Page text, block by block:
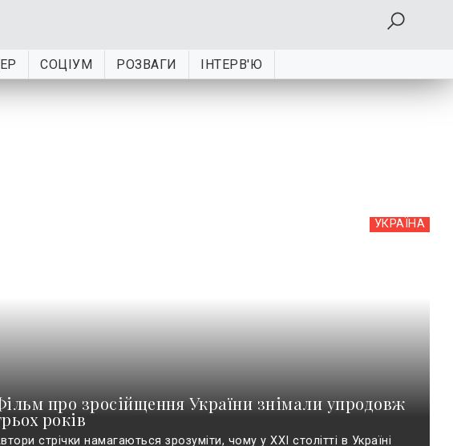
СОЦІУМ РОЗВАГИ ІНТЕРВ'Ю
УКРАЇНА
про зросійщення України знімали упродовж
років
стрічки намагаються зрозуміти, чому у ХХІ столітті в Україні